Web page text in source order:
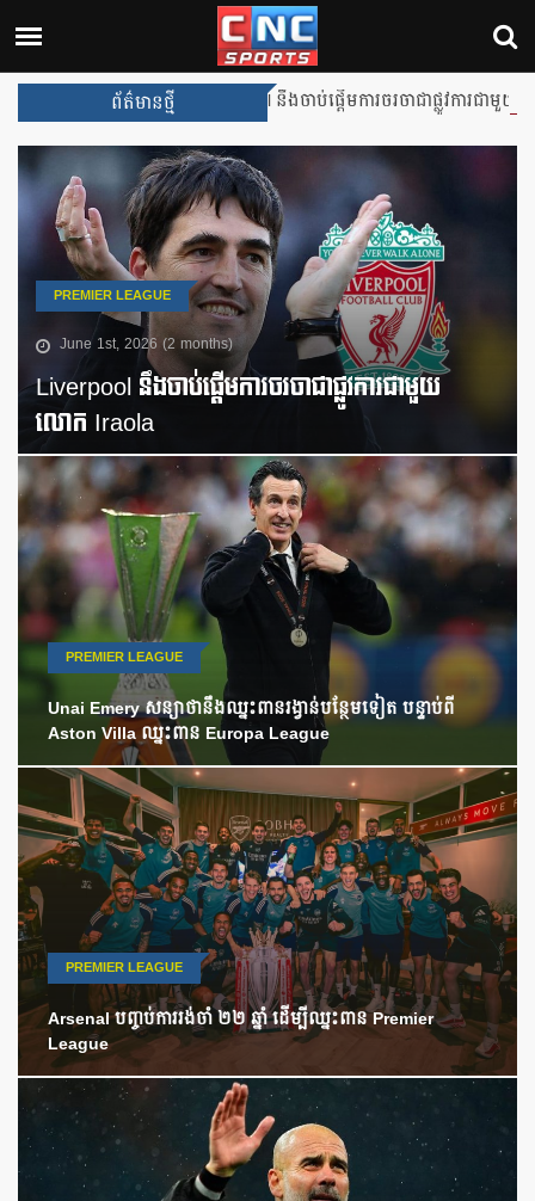
ព័ត៌មានថ្មីLiverpool នឹងចាប់ផ្តើមការចរចាជាផ្លូវការជាមួយលោក
PREMIER LEAGUE
June 1st, 2026 (2 months)
Liverpool នឹងចាប់ផ្តើមការចរចាជាផ្លូវការជាមួយ
លោក Iraola
PREMIER LEAGUE
Unai Emery សន្យាថានឹងឈ្នះពានរង្វាន់បន្ថែមទៀត បន្ទាប់ពី
Aston Villa ឈ្នះពាន Europa League
PREMIER LEAGUE
Arsenal បញ្ចប់ការរង់ចាំ ២២ ឆ្នាំ ដើម្បីឈ្នះពាន Premier
League